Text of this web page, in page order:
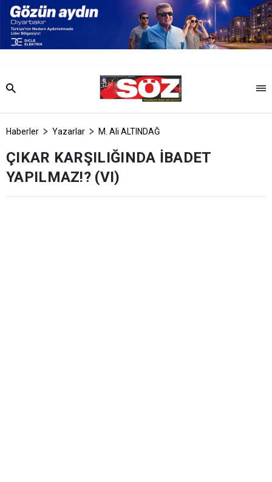
Haberler Yazarlar M. Ali ALTINDAĞ
ÇIKAR KARŞILIĞINDA İBADET
YAPILMAZ!? (VI)